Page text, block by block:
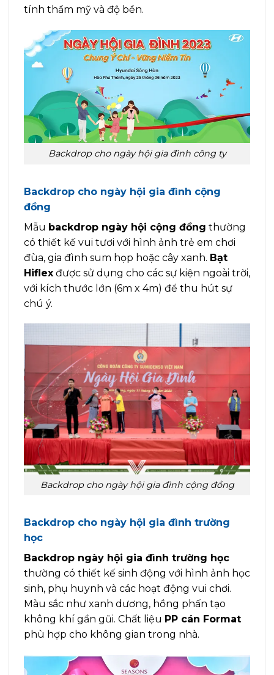
tính thẩm mỹ và độ bền.
Backdrop cho ngày hội gia đình công ty
Backdrop cho ngày hội gia đình cộng
đồng
Mẫu backdrop ngày hội cộng đồng thường
có thiết kế vui tươi với hình ảnh trẻ em chơi
đùa, gia đình sum họp hoặc cây xanh. Bạt
Hiflex được sử dụng cho các sự kiện ngoài trời,
với kích thước lớn (6m x 4m) để thu hút sự
chú ý.
Backdrop cho ngày hội gia đình cộng đồng
Backdrop cho ngày hội gia đình trường
học
Backdrop ngày hội gia đình trường học
thường có thiết kế sinh động với hình ảnh học
sinh, phụ huynh và các hoạt động vui chơi.
Màu sắc như xanh dương, hồng phấn tạo
không khí gần gũi. Chất liệu PP cán Format
phù hợp cho không gian trong nhà.